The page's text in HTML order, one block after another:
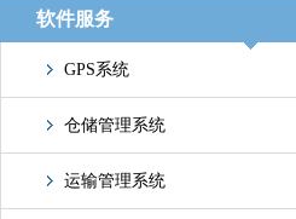
软件服务
GPS系统
仓储管理系统
运输管理系统